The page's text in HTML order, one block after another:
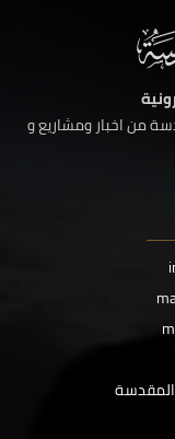
من اخبار ومشاريع و
المقدسة